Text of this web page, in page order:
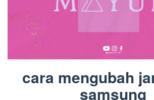
cara mengubah
samsung